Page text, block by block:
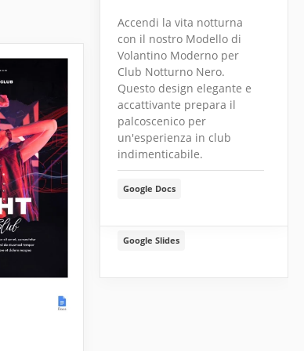
Sabato DJ Night Club
Flyer
Google Slides
Accendi la vita notturna
con il nostro Modello di
Volantino Moderno per
Club Notturno Nero.
Questo design elegante e
accattivante prepara il
palcoscenico per
un'esperienza in club
indimenticabile.
Google Docs